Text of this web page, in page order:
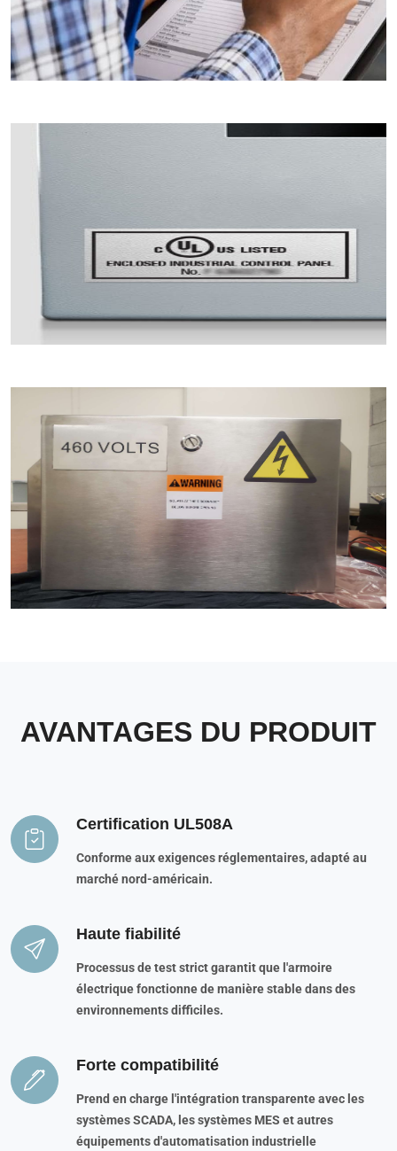
AVANTAGES DU PRODUIT
Certification UL508A
Conforme aux exigences réglementaires, adapté au
marché nord-américain.
Haute fiabilité
Processus de test strict garantit que l'armoire
électrique fonctionne de manière stable dans des
environnements difficiles.
Forte compatibilité
Prend en charge l'intégration transparente avec les
systèmes SCADA, les systèmes MES et autres
équipements d'automatisation industrielle